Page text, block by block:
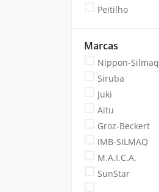
Peitilho
Marcas
Nippon-Silmaq
Siruba
Juki
Aitu
Groz-Beckert
IMB-SILMAQ
M.A.I.C.A.
SunStar